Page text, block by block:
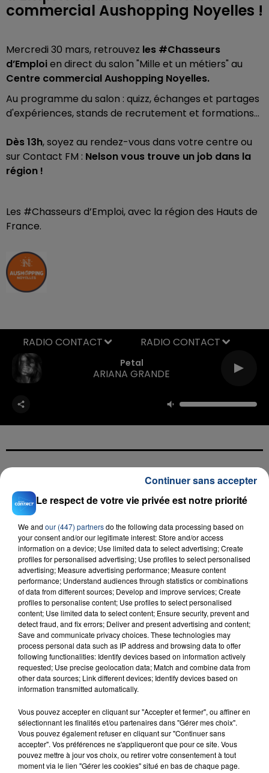
commercial Aushopping Noyelles !
Mercredi 30 mars, retrouvez les #Chasseurs
d’Emploien direct du salon "Mille et un métiers" au
Centre commercial Aushopping Noyelles.
Au programme du salon : quizz, échanges et partages
d'expériences, stands de recrutement et formations...
Dès 13h, soyez au rendez-vous dans votre centre ou
sur Contact FM : Nelson vous trouve un job dans la
région !
Les #Chasseurs d’Emploi, avec la région des Hauts de
France.
Petal
ARIANA GRANDE
RADIO CONTACT
23 juillet 2026
INCENDIE MORTEL À LENS : UNE FEMME ET
SON BÉBÉ ENTRE LA VIE ET LA...
Un homme s'est immolé par le feu après avoir
aspergé sa compagne et leur bébé de trois mois
d'un liquide inflammable.
20 juillet 2026
UNE ADOLESCENTE DEVANT SE FAIRE
Le respect de votre vie privée est notre priorité
We and our (447) partnersdo the following data processing based on
your consent and/or our legitimate interest: Store and/or access
information on a device; Use limited data to select advertising; Create
profiles for personalised advertising; Use profiles to select personalised
advertising; Measure advertising performance; Measure content
performance; Understand audiences through statistics or combinations
of data from different sources; Develop and improve services; Create
profiles to personalise content; Use profiles to select personalised
content; Use limited data to select content; Ensure security, prevent and
detect fraud, and fix errors; Deliver and present advertising and content;
Save and communicate privacy choices. These technologies may
process personal data such as IP address and browsing data to offer
following functionalities: Identify devices based on information actively
requested; Use precise geolocation data; Match and combine data from
other data sources; Link different devices; Identify devices based on
information transmitted automatically.
Vous pouvez accepter en cliquant sur "Accepter et fermer", ou affiner en
sélectionnant les finalités et/ou partenaires dans "Gérer mes choix".
Vous pouvez également refuser en cliquant sur "Continuer sans
accepter". Vos préférences ne s'appliqueront que pour ce site. Vous
pouvez mettre à jour vos choix, ou retirer votre consentement à tout
moment via le lien "Gérer les cookies" situé en bas de chaque page.
Continuer sans accepter